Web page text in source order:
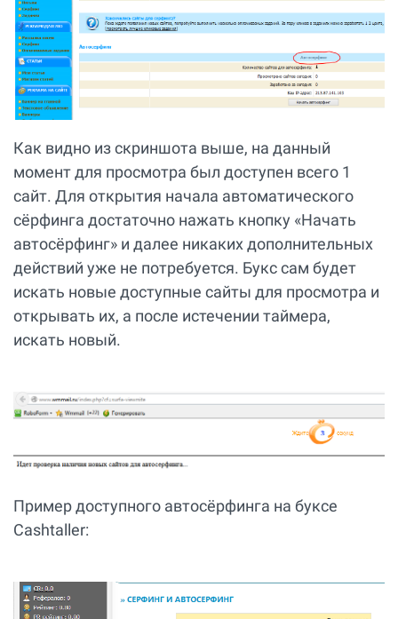
Как видно из скриншота выше, на данный
момент для просмотра был доступен всего 1
сайт. Для открытия начала автоматического
сёрфинга достаточно нажать кнопку «Начать
автосёрфинг» и далее никаких дополнительных
действий уже не потребуется. Букс сам будет
искать новые доступные сайты для просмотра и
открывать их, а после истечении таймера,
искать новый.
Пример доступного автосёрфинга на буксе
Сashtaller: